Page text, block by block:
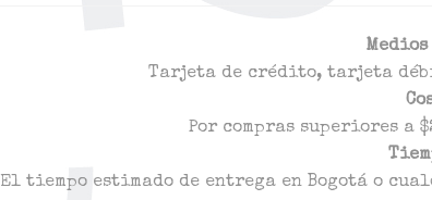
Medios
Tarjeta de crédito, tarjeta
Por compras superiores a
El tiempo estimado de entrega en Bogotá o